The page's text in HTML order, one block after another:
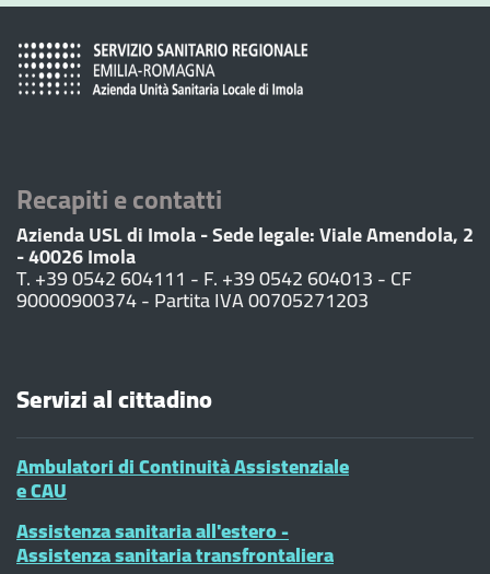
Recapiti e contatti
Azienda USL di Imola - Sede legale: Viale Amendola, 2
- 40026 Imola
T. +39 0542 604111 - F. +39 0542 604013 - CF
90000900374 - Partita IVA 00705271203
Servizi al cittadino
Ambulatori di Continuità Assistenziale
e CAU
Assistenza sanitaria all'estero -
Assistenza sanitaria transfrontaliera